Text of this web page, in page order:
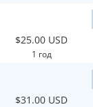
$25.00 USD
1 год
$31.00 USD